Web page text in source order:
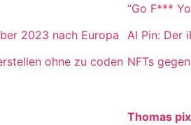
“Go F***
2023 nach Europa
AI Pin: Der
ohne zu coden NFTs
Thomas